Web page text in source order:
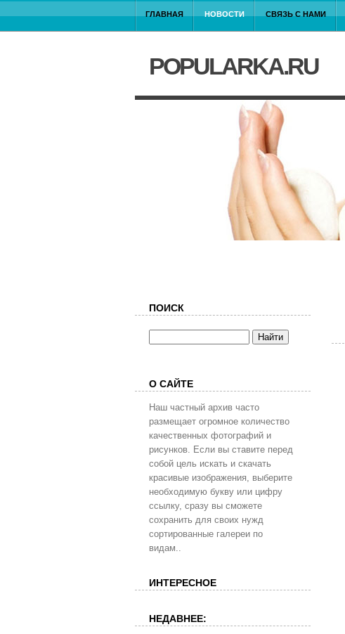
ГЛАВНАЯ НОВОСТИ СВЯЗЬ С НАМИ
POPULARKA.RU
ПОИСК
О САЙТЕ
Наш частный архив часто
размещает огромное количество
качественных фотографий и
рисунков. Если вы ставите перед
собой цель искать и скачать
красивые изображения, выберите
необходимую букву или цифру
ссылку, сразу вы сможете
сохранить для своих нужд
сортированные галереи по
видам..
ИНТЕРЕСНОЕ
НЕДАВНЕЕ: